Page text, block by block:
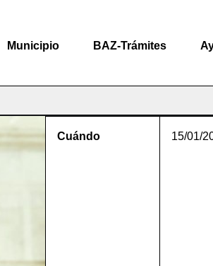
Municipio BAZ-Trámites
Cuándo 15/01/